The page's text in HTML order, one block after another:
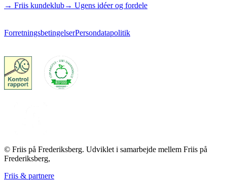
→ Friis kundeklub→ Ugens idéer og fordele
ForretningsbetingelserPersondatapolitik
© Friis på Frederiksberg. Udviklet i samarbejde mellem Friis på
Frederiksberg,
Friis & partnere